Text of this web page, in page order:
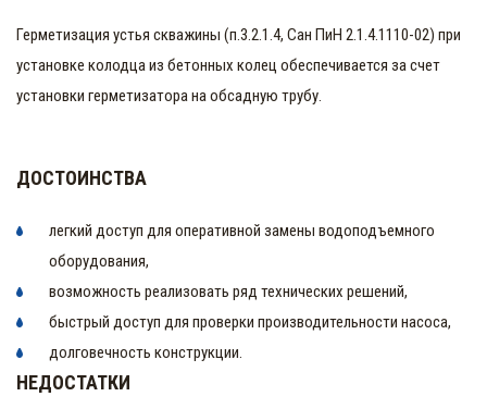
Герметизация устья скважины (п.3.2.1.4, Сан ПиН 2.1.4.1110-02) при
установке колодца из бетонных колец обеспечивается за счет
установки герметизатора на обсадную трубу.
ДОСТОИНСТВА
легкий доступ для оперативной замены водоподъемного
оборудования,
возможность реализовать ряд технических решений,
быстрый доступ для проверки производительности насоса,
долговечность конструкции.
НЕДОСТАТКИ